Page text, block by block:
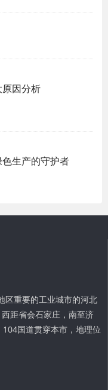
因分析
生产的守护者
区重要的工业城市的河北
距省会石家庄，南至济
国道贯穿本市，地理位